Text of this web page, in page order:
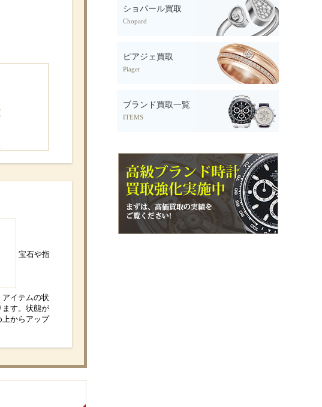
宝石や指
イテムの状
ます。状態が
上からアップ
ショパール買取
Chopard
ピアジェ買取
Piaget
ブランド買取一覧
ITEMS